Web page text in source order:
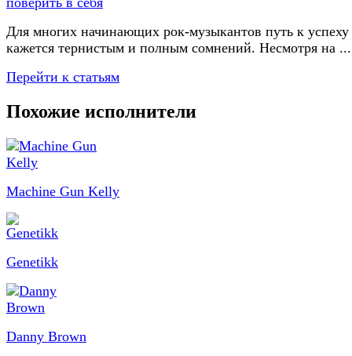
Для многих начинающих рок-музыкантов путь к успеху
кажется тернистым и полным сомнений. Несмотря на ...
Перейти к статьям
Похожие исполнители
Machine Gun Kelly
Genetikk
Danny Brown